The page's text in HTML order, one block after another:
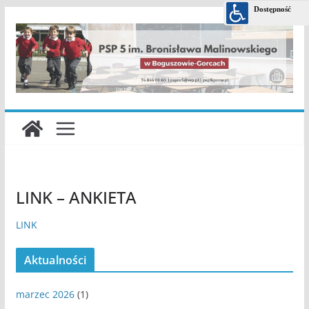
treści
LINK – ANKIETA
LINK
Aktualności
marzec 2026(1)